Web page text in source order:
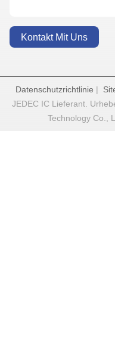
Kontakt Mit Uns
Datenschutzrichtlinie |
JEDEC IC Lieferant.
Technology Co.,